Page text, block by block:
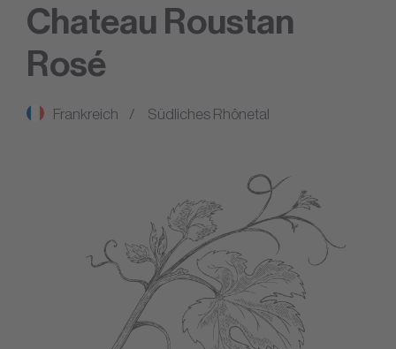
Chateau Roustan
Rosé
Frankreich Südliches Rhônetal